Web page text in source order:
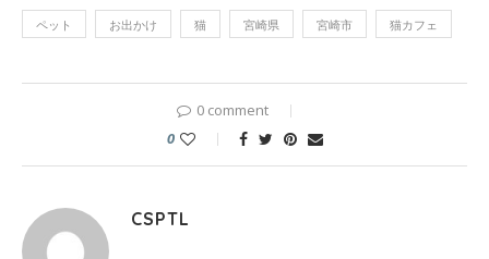
ペット お出かけ 猫 宮崎県 宮崎市 猫カフェ
0 comment
0
CSPTL